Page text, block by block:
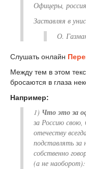
Офицеры,
Заставляя в
О.
Слушать онлайн
Между тем в этом
бросаются в глаза
Например:
1) Что это за
за Россию свою,
отечеству
подставлять за
собственно
(а не наоборот):